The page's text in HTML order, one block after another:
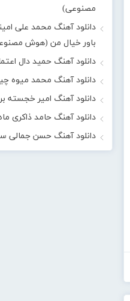
مصنوعی)
دانلود آهنگ محمد علی
باور خیال من (هوش
دانلود آهنگ حمید دال
دانلود آهنگ محمد میوه
دانلود آهنگ امیر خجسته
دانلود آهنگ حامد ذاکری
دانلود آهنگ حسن جمالی